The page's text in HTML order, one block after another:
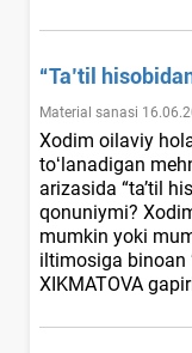
“Ta’til
Material sanasi
Xodim oilaviy
toʻlanadigan
arizasida “ta’til
qonuniymi?
mumkin yoki
iltimosiga binoan
XIKMATOVA